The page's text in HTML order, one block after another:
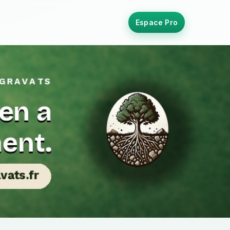
Espace Pro